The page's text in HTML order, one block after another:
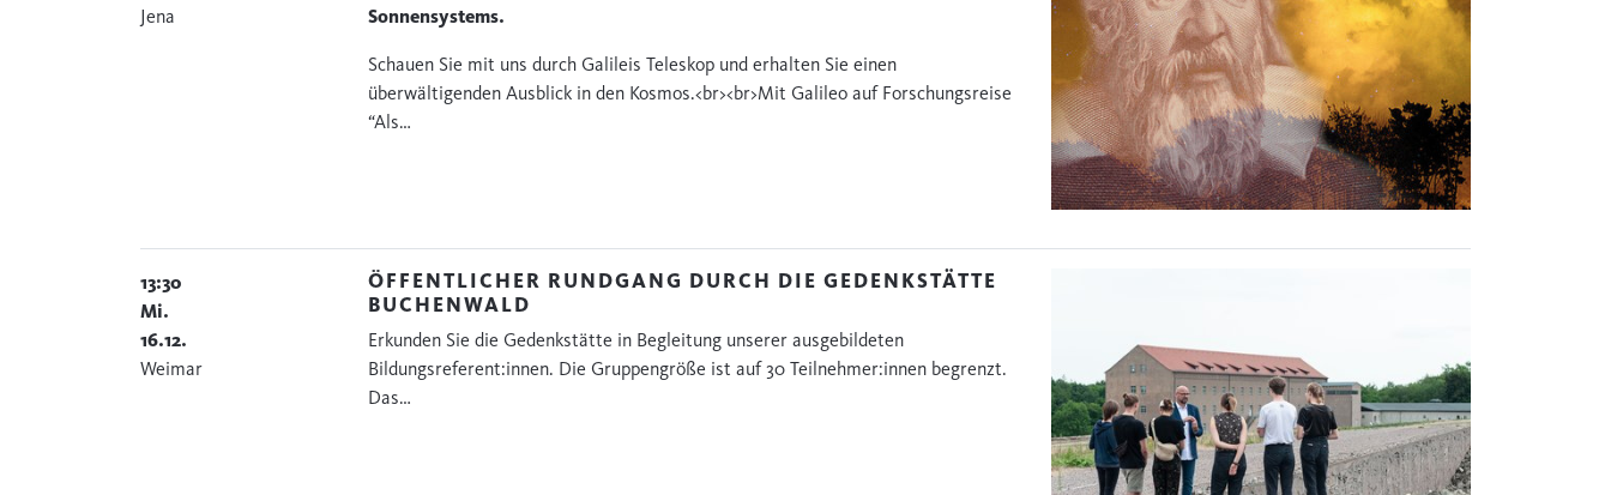
Jena
Sonnensystems.
Schauen Sie mit uns durch Galileis Teleskop und erhalten Sie einen
überwältigenden Ausblick in den Kosmos.<br><br>Mit Galileo auf Forschungsreise
“Als…
13:30
Mi.
16.12.
Weimar
ÖFFENTLICHER RUNDGANG DURCH DIE GEDENKSTÄTTE
BUCHENWALD
Erkunden Sie die Gedenkstätte in Begleitung unserer ausgebildeten
Bildungsreferent:innen. Die Gruppengröße ist auf 30 Teilnehmer:innen begrenzt.
Das…